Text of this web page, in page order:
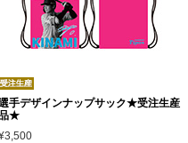
手デザインナップサック★受注生産
★